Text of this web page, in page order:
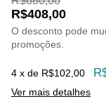
R$408,00
O desconto pode
promoções.
4 x de R$102,00
Ver mais detalhes